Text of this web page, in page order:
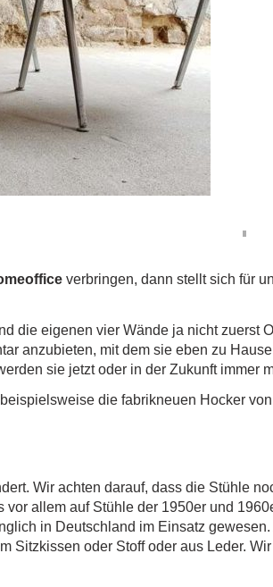
verbringen, dann stellt sich für
die eigenen vier Wände ja nicht zuerst
anzubieten, mit dem sie eben zu
sie jetzt oder in der Zukunft immer
die fabrikneuen Hocker
Wir achten darauf, dass die Stühle
allem auf Stühle der 1950er und
in Deutschland im Einsatz
Sitzkissen oder Stoff oder aus Leder.